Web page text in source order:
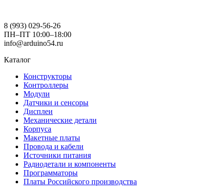
8 (993) 029-56-26
ПН–ПТ 10:00–18:00
info@arduino54.ru
Каталог
Конструкторы
Контроллеры
Модули
Датчики и сенсоры
Дисплеи
Механические детали
Корпуса
Макетные платы
Провода и кабели
Источники питания
Радиодетали и компоненты
Программаторы
Платы Российского производства